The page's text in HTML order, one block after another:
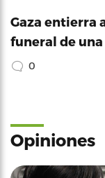
Gaza entierra
funeral de
0
Opiniones